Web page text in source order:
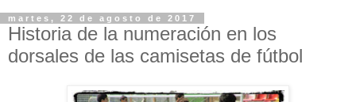
martes, 22 de agosto de 2017
Historia de la numeración en los
dorsales de las camisetas de fútbol